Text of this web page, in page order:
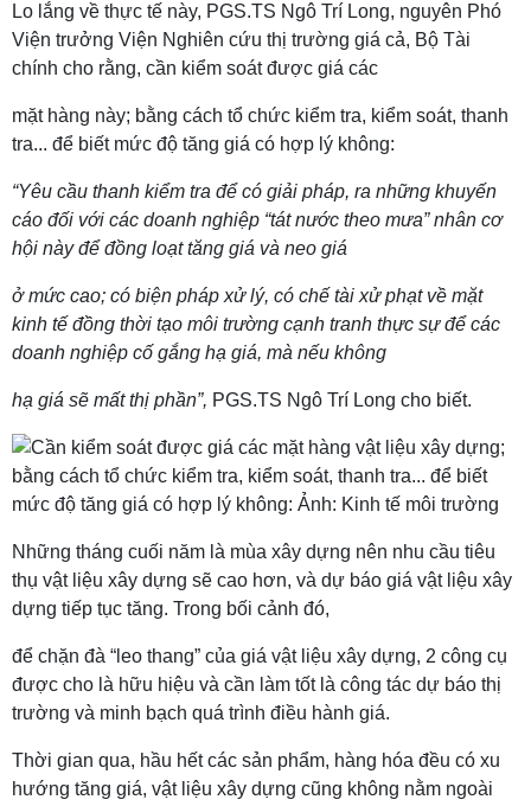
Lo lắng về thực tế này, PGS.TS Ngô Trí Long, nguyên Phó
Viện trưởng Viện Nghiên cứu thị trường giá cả, Bộ Tài
chính cho rằng, cần kiểm soát được giá các
mặt hàng này; bằng cách tổ chức kiểm tra, kiểm soát, thanh
tra... để biết mức độ tăng giá có hợp lý không:
“Yêu cầu thanh kiểm tra để có giải pháp, ra những khuyến
cáo đối với các doanh nghiệp “tát nước theo mưa” nhân cơ
hội này để đồng loạt tăng giá và neo giá
ở mức cao; có biện pháp xử lý, có chế tài xử phạt về mặt
kinh tế đồng thời tạo môi trường cạnh tranh thực sự để các
doanh nghiệp cố gắng hạ giá, mà nếu không
hạ giá sẽ mất thị phần”, PGS.TS Ngô Trí Long cho biết.
Những tháng cuối năm là mùa xây dựng nên nhu cầu tiêu
thụ vật liệu xây dựng sẽ cao hơn, và dự báo giá vật liệu xây
dựng tiếp tục tăng. Trong bối cảnh đó,
để chặn đà “leo thang” của giá vật liệu xây dựng, 2 công cụ
được cho là hữu hiệu và cần làm tốt là công tác dự báo thị
trường và minh bạch quá trình điều hành giá.
Thời gian qua, hầu hết các sản phẩm, hàng hóa đều có xu
hướng tăng giá, vật liệu xây dựng cũng không nằm ngoài